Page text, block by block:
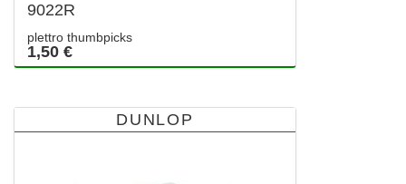
9022R
plettro thumbpicks
1,50 €
DUNLOP